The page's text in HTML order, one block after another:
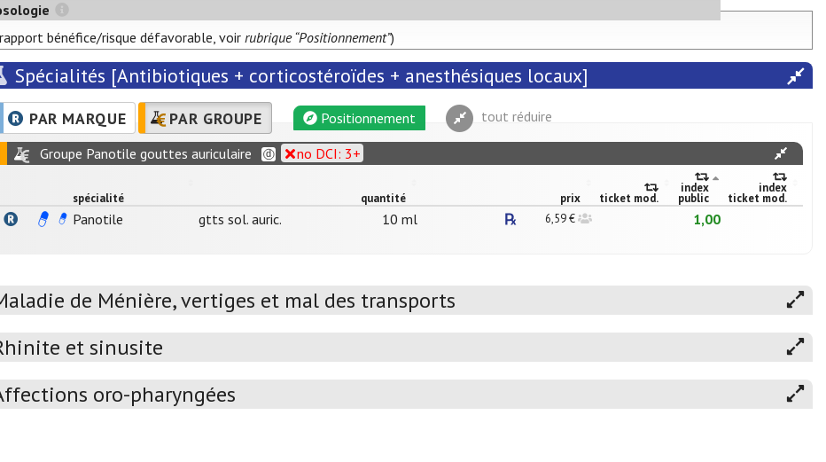
bénéfice/risque défavorable, voir rubrique “Positionnement”)
Spécialités [Antibiotiques + corticostéroïdes + anesthésiques locaux]
PAR MARQUE PAR GROUPE Positionnement tout réduire
Groupe Panotile gouttes auriculaire no DCI: 3+
spécialité quantité prix ticket mod.
index
public
index
ticket mod.
Panotile gtts sol. auric. 10 ml 6,59 € 1,00
de Ménière, vertiges et mal des transports
et sinusite
oro-pharyngées